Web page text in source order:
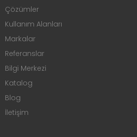
Çözümler
Kullanım Alanları
Markalar
Referanslar
Bilgi Merkezi
Katalog
Blog
İletişim